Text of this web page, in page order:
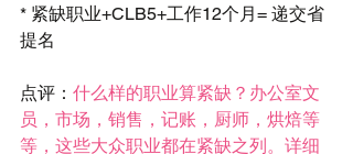
* 紧缺职业+CLB5+工作12个月= 递交省
提名
点评： 什么样的职业算紧缺？办公室文
员，市场，销售，记账，厨师，烘焙等
等，这些大众职业都在紧缺之列。详细